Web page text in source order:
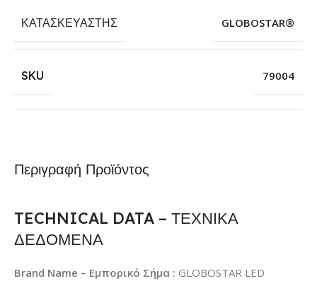
Περιγραφή Προϊόντος
TECHNICAL DATA – ΤΕΧΝΙΚΑ
ΔΕΔΟΜΕΝΑ
Brand Name – Εμπορικό Σήμα : GLOBOSTAR LED
ΚΑΤΑΣΚΕΥΑΣΤΉΣ GLOBOSTAR®
SKU 79004